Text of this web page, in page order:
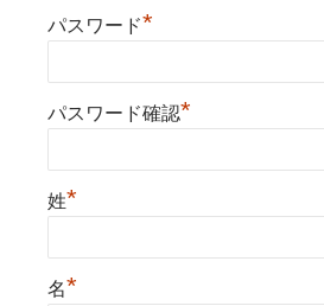
パスワード*
パスワード確認*
姓*
名*